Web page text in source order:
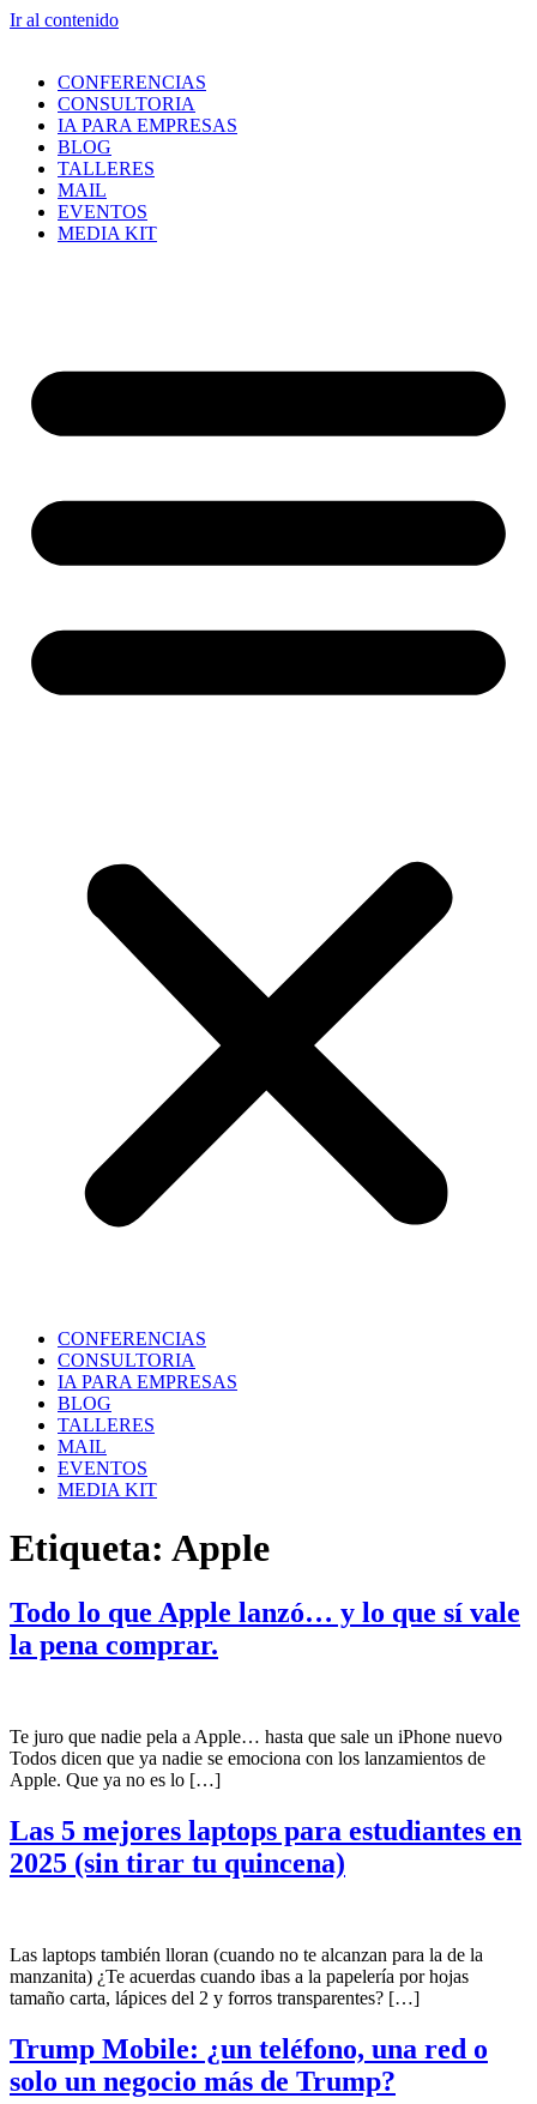
Ir al contenido
CONFERENCIAS
CONSULTORIA
IA PARA EMPRESAS
BLOG
TALLERES
MAIL
EVENTOS
MEDIA KIT
CONFERENCIAS
CONSULTORIA
IA PARA EMPRESAS
BLOG
TALLERES
MAIL
EVENTOS
MEDIA KIT
Etiqueta: Apple
Todo lo que Apple lanzó… y lo que sí vale
la pena comprar.
Te juro que nadie pela a Apple… hasta que sale un iPhone nuevo
Todos dicen que ya nadie se emociona con los lanzamientos de
Apple. Que ya no es lo […]
Las 5 mejores laptops para estudiantes en
2025 (sin tirar tu quincena)
Las laptops también lloran (cuando no te alcanzan para la de la
manzanita) ¿Te acuerdas cuando ibas a la papelería por hojas
tamaño carta, lápices del 2 y forros transparentes? […]
Trump Mobile: ¿un teléfono, una red o
solo un negocio más de Trump?